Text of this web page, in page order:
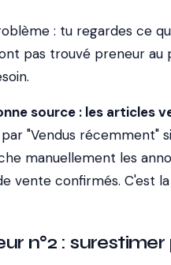
: tu regardes ce
pas trouvé preneur
source : les articles
"Vendus récemment"
manuellement les
vente confirmés. C'est
n°2 :